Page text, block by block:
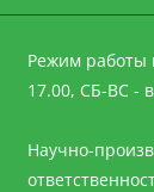
Режим работы
17.00, СБ-ВС -
Научно-